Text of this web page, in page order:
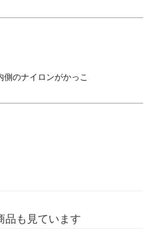
のナイロンがかっこ
品も見ています